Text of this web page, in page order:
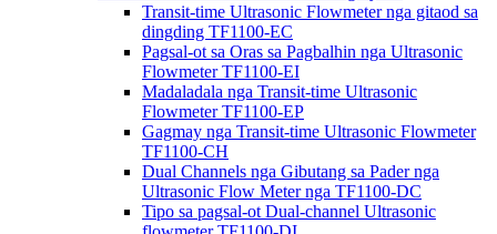
Transit-time Ultrasonic Flowmeter nga gitaod sa
dingding TF1100-EC
Pagsal-ot sa Oras sa Pagbalhin nga Ultrasonic
Flowmeter TF1100-EI
Madaladala nga Transit-time Ultrasonic
Flowmeter TF1100-EP
Gagmay nga Transit-time Ultrasonic Flowmeter
TF1100-CH
Dual Channels nga Gibutang sa Pader nga
Ultrasonic Flow Meter nga TF1100-DC
Tipo sa pagsal-ot Dual-channel Ultrasonic